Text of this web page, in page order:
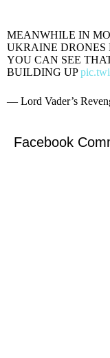
MEANWHILE IN
UKRAINE DRONES
YOU CAN SEE
BUILDING UP
— Lord Vader’s
Facebook